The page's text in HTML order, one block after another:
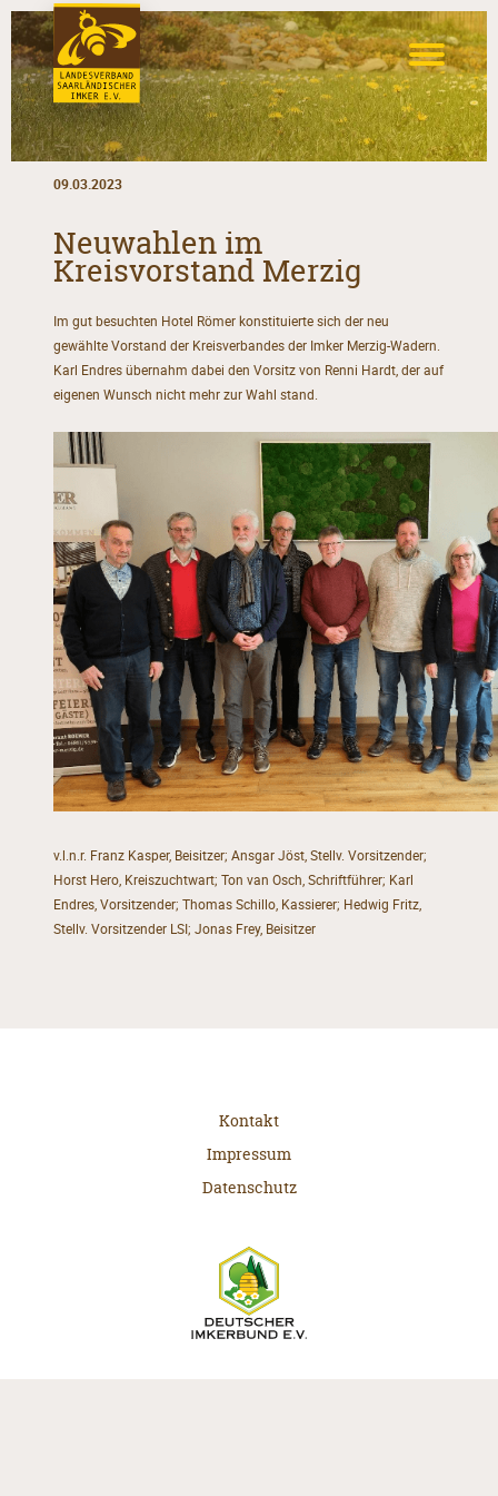
09.03.2023
Neuwahlen im
Kreisvorstand Merzig
Im gut besuchten Hotel Römer konstituierte sich der neu
gewählte Vorstand der Kreisverbandes der Imker Merzig-Wadern.
Karl Endres übernahm dabei den Vorsitz von Renni Hardt, der auf
eigenen Wunsch nicht mehr zur Wahl stand.
v.l.n.r. Franz Kasper, Beisitzer; Ansgar Jöst, Stellv. Vorsitzender;
Horst Hero, Kreiszuchtwart; Ton van Osch, Schriftführer; Karl
Endres, Vorsitzender; Thomas Schillo, Kassierer; Hedwig Fritz,
Stellv. Vorsitzender LSI; Jonas Frey, Beisitzer
Kontakt
Impressum
Datenschutz